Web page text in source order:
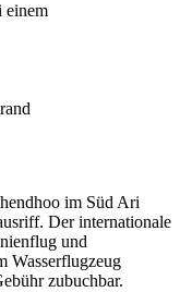
einem
im Süd Ari
Der internationale
und
Wasserflugzeug
zubuchbar.